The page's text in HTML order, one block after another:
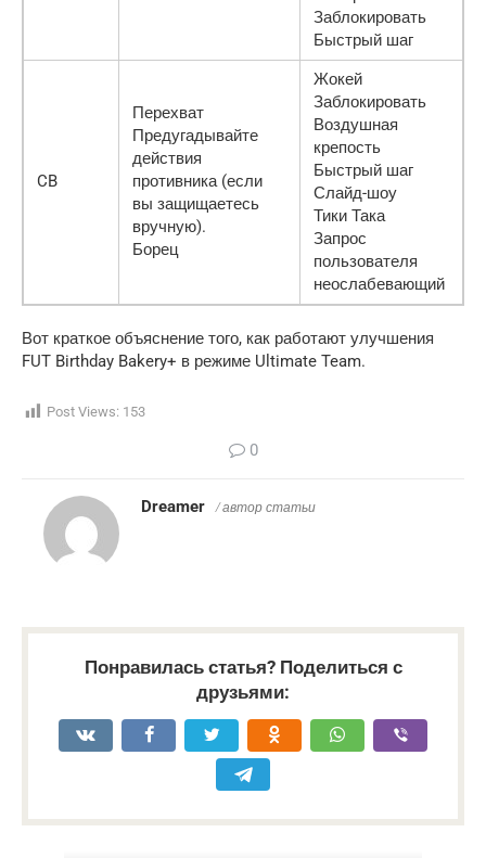
Заблокировать
Быстрый шаг
CB
Перехват
Предугадывайте
действия
противника (если
вы защищаетесь
вручную).
Борец
Жокей
Заблокировать
Воздушная
крепость
Быстрый шаг
Слайд-шоу
Тики Така
Запрос
пользователя
неослабевающий
Вот краткое объяснение того, как работают улучшения
FUT Birthday Bakery+ в режиме Ultimate Team.
Post Views: 153
0
Dreamer / автор статьи
Понравилась статья? Поделиться с
друзьями: